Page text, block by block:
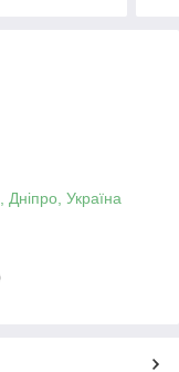
Україна